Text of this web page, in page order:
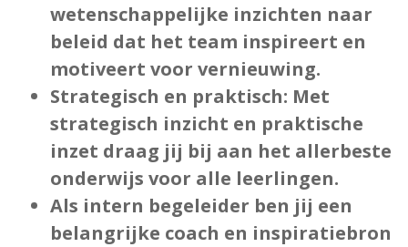
wetenschappelijke inzichten naar
beleid dat het team inspireert en
motiveert voor vernieuwing.
Strategisch en praktisch: Met
strategisch inzicht en praktische
inzet draag jij bij aan het allerbeste
onderwijs voor alle leerlingen.
Als intern begeleider ben jij een
belangrijke coach en inspiratiebron